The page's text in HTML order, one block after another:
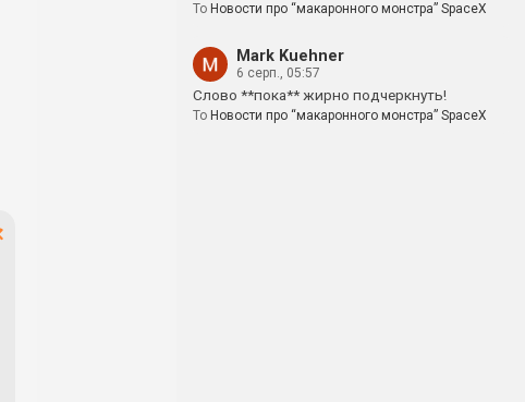
To Новости про “макаронного монстра” SpaceX
Mark Kuehner
6 серп., 05:57
Слово **пока** жирно подчеркнуть!
To Новости про “макаронного монстра” SpaceX